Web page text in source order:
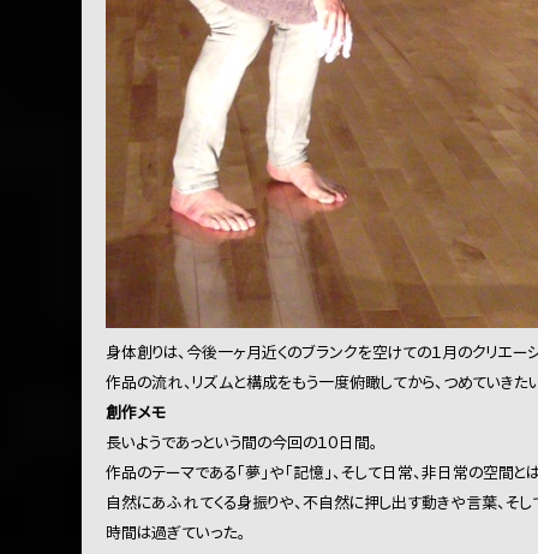
身体創りは、今後一ヶ月近くのブランクを空けての１月のクリエー
作品の流れ、リズムと構成をもう一度俯瞰してから、つめていきた
創作メモ
長いようであっという間の今回の１０日間。
作品のテーマである「夢」や「記憶」、そして日常、非日常の空間と
自然にあふれてくる身振りや、不自然に押し出す動きや言葉、そ
時間は過ぎていった。